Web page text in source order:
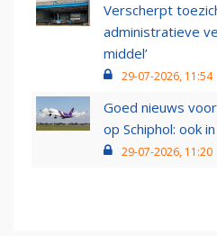
Verscherpt
administratieve
middel’
29-07-2026, 11:54
Goed nieuws
op Schiphol: ook
29-07-2026, 11:20